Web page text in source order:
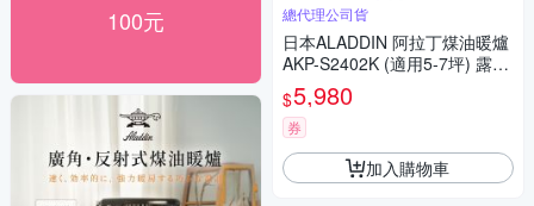
100元 總代理公司貨
日本ALADDIN 阿拉丁煤油暖爐
AKP-S2402K (適用5-7坪) 露營
推薦
$5,980
券
加入購物車